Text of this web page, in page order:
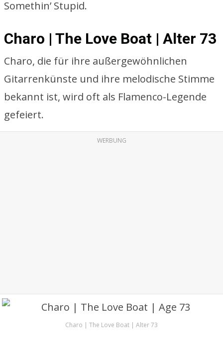
Somethin’ Stupid.
Charo | The Love Boat | Alter 73
Charo, die für ihre außergewöhnlichen
Gitarrenkünste und ihre melodische Stimme
bekannt ist, wird oft als Flamenco-Legende
gefeiert.
WERBUNG
Charo | The Love Boat | Alter 73